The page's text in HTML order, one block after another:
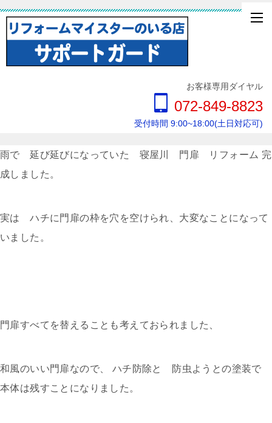
お客様専用ダイヤル
072-849-8823
受付時間 9:00~18:00(土日対応可)
雨で 延び延びになっていた 寝屋川 門扉 リフォーム 完
成しました。
実は ハチに門扉の枠を穴を空けられ、大変なことになって
いました。
門扉すべてを替えることも考えておられました、
和風のいい門扉なので、 ハチ防除と 防虫ようとの塗装で
本体は残すことになりました。